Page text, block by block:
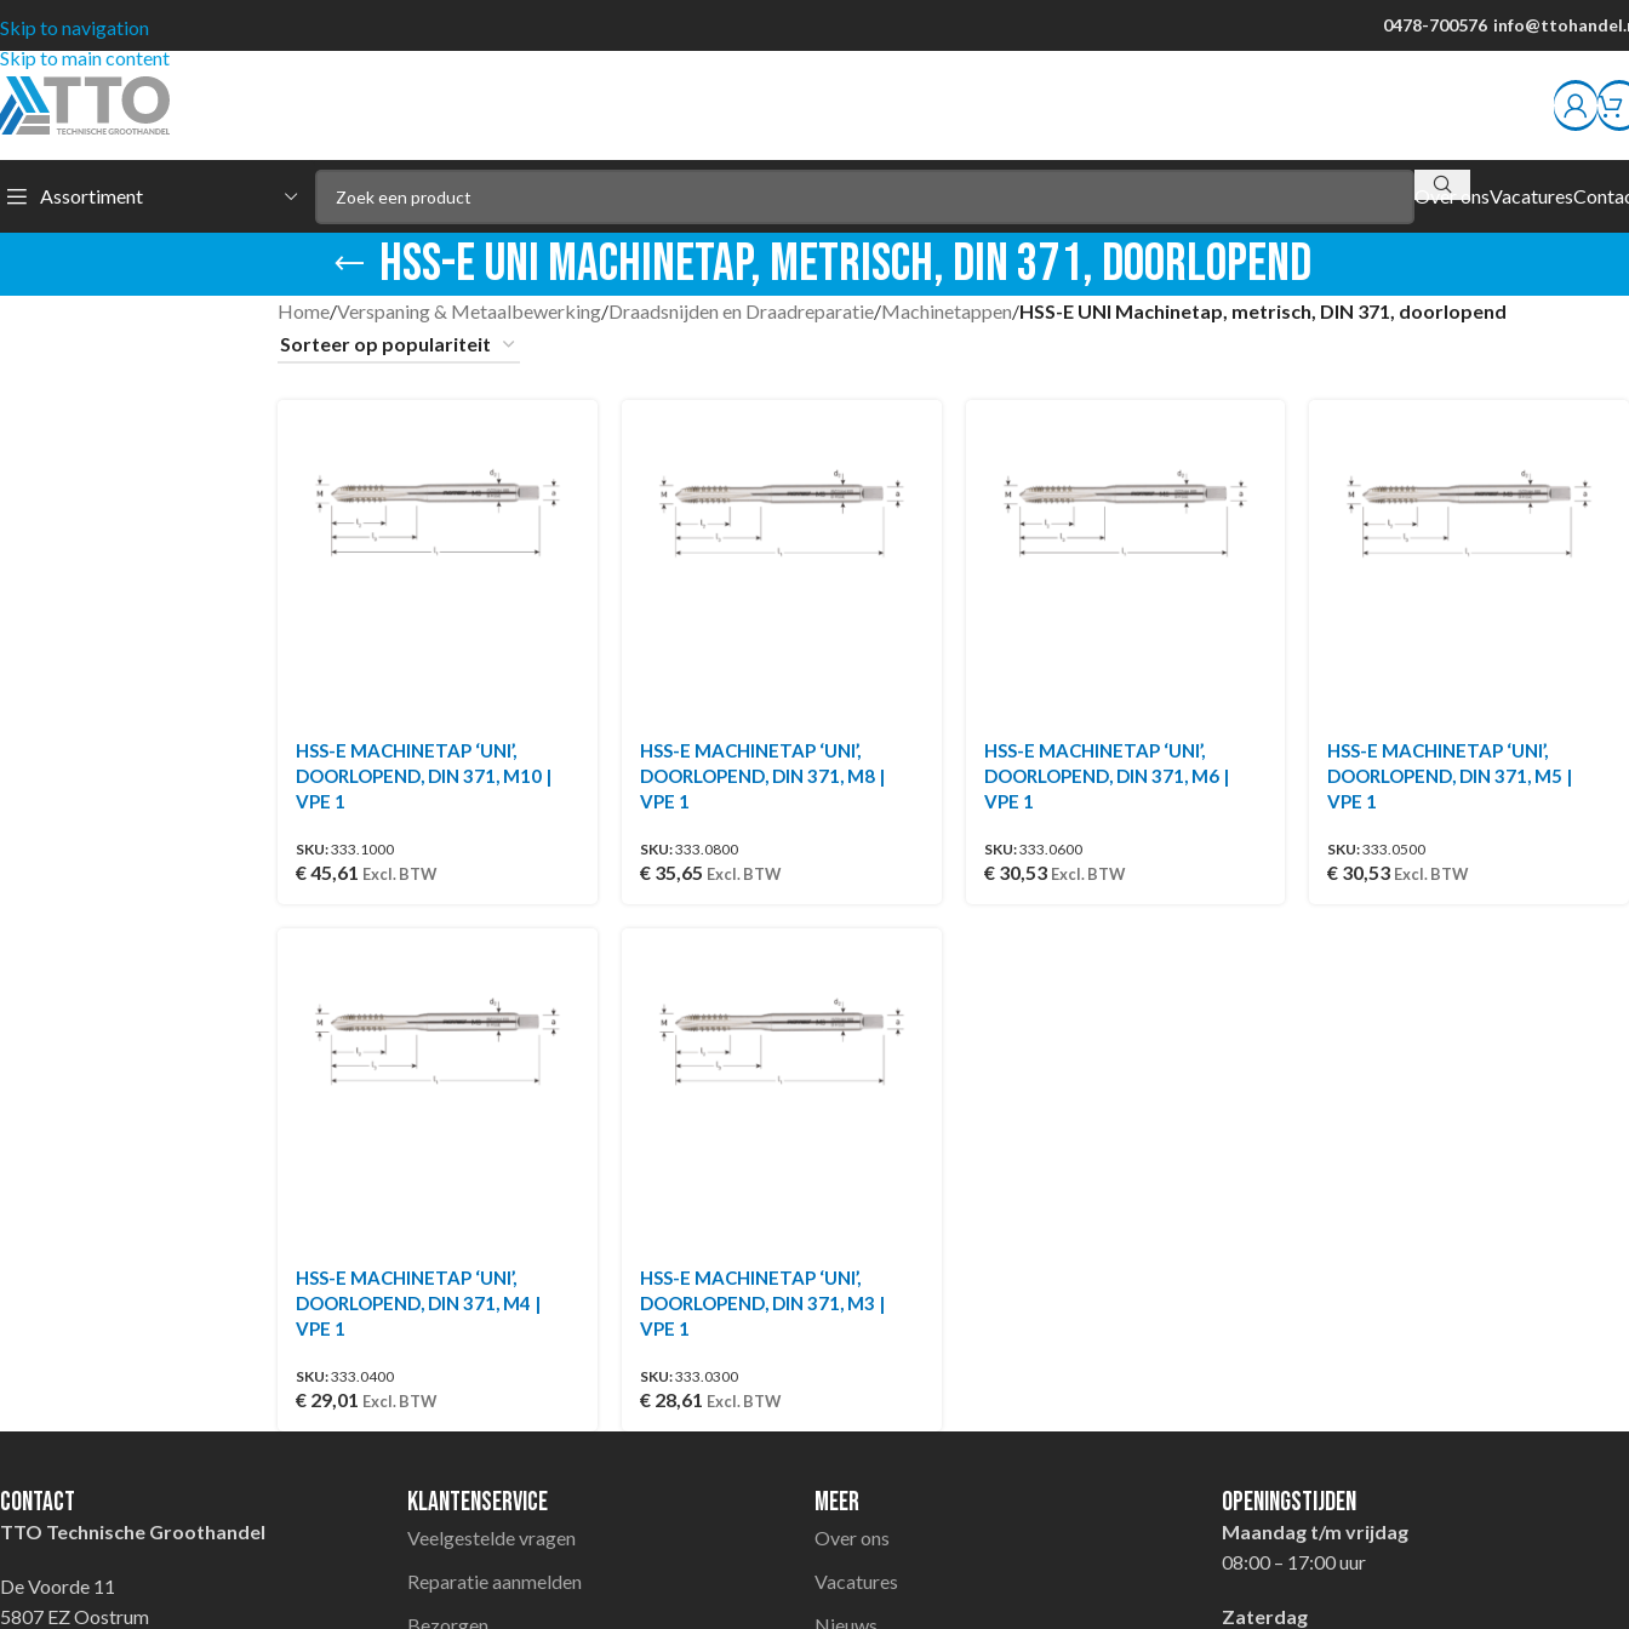
Skip to navigation
Skip to main content
0478-700576
Assortiment Over onsVacatures
HSS-E UNI Machinetap, metrisch, DIN 371, doorlopend
Home/Verspaning & Metaalbewerking/Draadsnijden en Draadreparatie/Machinetappen/HSS-E UNI Machinetap, metrisch, DIN 371, doorlopend
HSS-E MACHINETAP ‘UNI’,
DOORLOPEND, DIN 371, M10 |
VPE 1
SKU:333.1000
€45,61 Excl. BTW
HSS-E MACHINETAP ‘UNI’,
DOORLOPEND, DIN 371, M8 |
VPE 1
SKU:333.0800
€35,65 Excl. BTW
HSS-E MACHINETAP ‘UNI’,
DOORLOPEND, DIN 371, M6 |
VPE 1
SKU:333.0600
€30,53 Excl. BTW
HSS-E MACHINETAP ‘UNI’,
DOORLOPEND, DIN 371, M5 |
VPE 1
SKU:333.0500
€ 30,53 Excl. BTW
HSS-E MACHINETAP ‘UNI’,
DOORLOPEND, DIN 371, M4 |
VPE 1
SKU:333.0400
€ 29,01 Excl. BTW
HSS-E MACHINETAP ‘UNI’,
DOORLOPEND, DIN 371, M3 |
VPE 1
SKU:333.0300
€28,61 Excl. BTW
Contact
TTO Technische Groothandel
De Voorde 11
5807 EZ Oostrum
Klantenservice
Veelgestelde vragen
Reparatie aanmelden
Meer
Over ons
Vacatures
Openingstijden
Maandag t/m vrijdag
08:00 – 17:00 uur
Zaterdag